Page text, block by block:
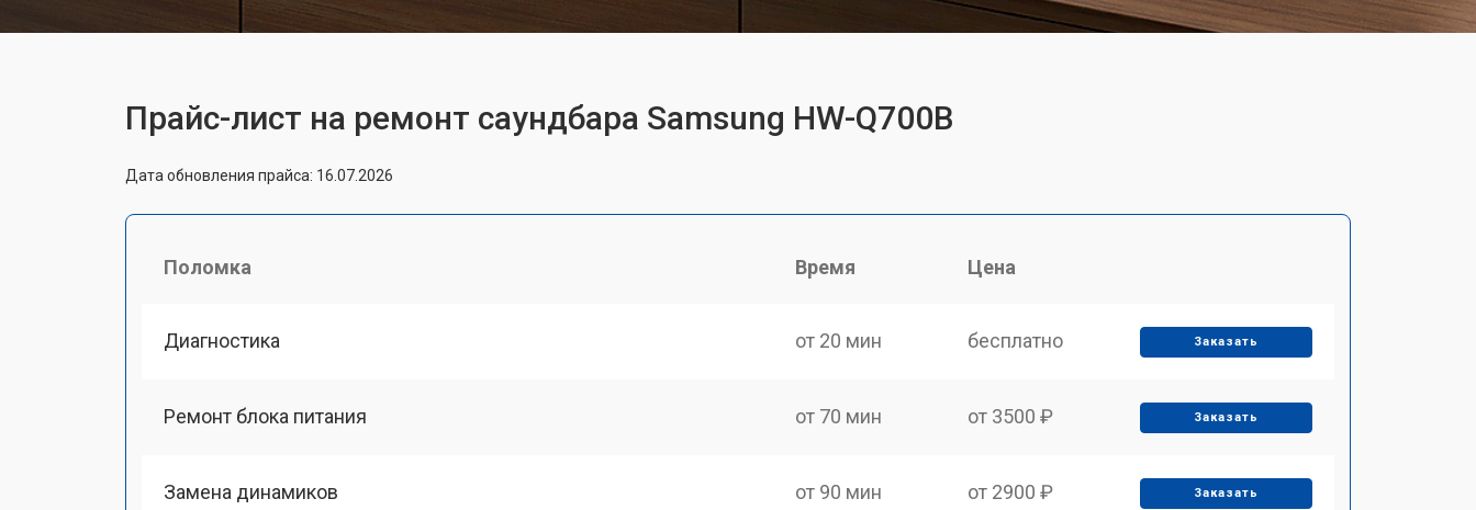
Прайс-лист на ремонт саундбара Samsung HW-Q700B
Дата обновления прайса: 16.07.2026
Поломка Время Цена
Диагностика от 20 мин бесплатно Заказать
Ремонт блока питания от 70 мин от 3500 ₽ Заказать
Замена динамиков от 90 мин от 2900 ₽ Заказать